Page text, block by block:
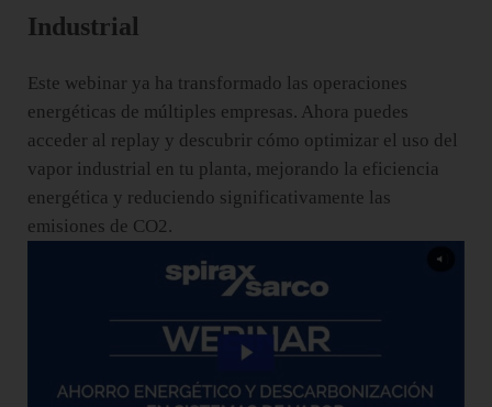
Industrial
Este webinar ya ha transformado las operaciones
energéticas de múltiples empresas. Ahora puedes
acceder al replay y descubrir cómo optimizar el uso del
vapor industrial en tu planta, mejorando la eficiencia
energética y reduciendo significativamente las
emisiones de CO2.